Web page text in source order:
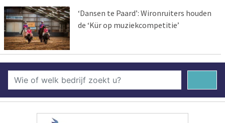
‘Dansen te Paard’: Wironruiters houden
de ‘Kür op muziekcompetitie’